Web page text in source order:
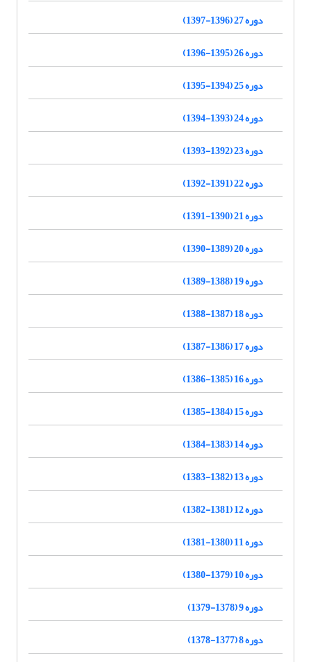
دوره 27 (1396-1397)
دوره 26 (1395-1396)
دوره 25 (1394-1395)
دوره 24 (1393-1394)
دوره 23 (1392-1393)
دوره 22 (1391-1392)
دوره 21 (1390-1391)
دوره 20 (1389-1390)
دوره 19 (1388-1389)
دوره 18 (1387-1388)
دوره 17 (1386-1387)
دوره 16 (1385-1386)
دوره 15 (1384-1385)
دوره 14 (1383-1384)
دوره 13 (1382-1383)
دوره 12 (1381-1382)
دوره 11 (1380-1381)
دوره 10 (1379-1380)
دوره 9 (1378-1379)
دوره 8 (1377-1378)